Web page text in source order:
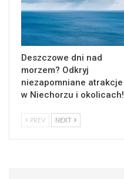
Deszczowe dni nad
morzem? Odkryj
niezapomniane atrakcje
w Niechorzu i okolicach!
PREV NEXT